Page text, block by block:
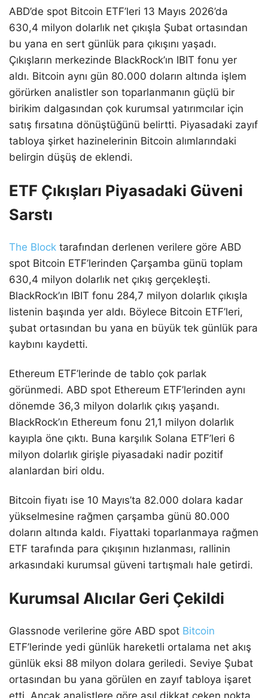
ABD’de spot Bitcoin ETF’leri 13 Mayıs 2026’da
630,4 milyon dolarlık net çıkışla Şubat ortasından
bu yana en sert günlük para çıkışını yaşadı.
Çıkışların merkezinde BlackRock’ın IBIT fonu yer
aldı. Bitcoin aynı gün 80.000 doların altında işlem
görürken analistler son toparlanmanın güçlü bir
birikim dalgasından çok kurumsal yatırımcılar için
satış fırsatına dönüştüğünü belirtti. Piyasadaki zayıf
tabloya şirket hazinelerinin Bitcoin alımlarındaki
belirgin düşüş de eklendi.
ETF Çıkışları Piyasadaki Güveni
Sarstı
The Block tarafından derlenen verilere göre ABD
spot Bitcoin ETF’lerinden Çarşamba günü toplam
630,4 milyon dolarlık net çıkış gerçekleşti.
BlackRock’ın IBIT fonu 284,7 milyon dolarlık çıkışla
listenin başında yer aldı. Böylece Bitcoin ETF’leri,
şubat ortasından bu yana en büyük tek günlük para
kaybını kaydetti.
Ethereum ETF’lerinde de tablo çok parlak
görünmedi. ABD spot Ethereum ETF’lerinden aynı
dönemde 36,3 milyon dolarlık çıkış yaşandı.
BlackRock’ın Ethereum fonu 21,1 milyon dolarlık
kayıpla öne çıktı. Buna karşılık Solana ETF’leri 6
milyon dolarlık girişle piyasadaki nadir pozitif
alanlardan biri oldu.
Bitcoin fiyatı ise 10 Mayıs’ta 82.000 dolara kadar
yükselmesine rağmen çarşamba günü 80.000
doların altında kaldı. Fiyattaki toparlanmaya rağmen
ETF tarafında para çıkışının hızlanması, rallinin
arkasındaki kurumsal güveni tartışmalı hale getirdi.
Kurumsal Alıcılar Geri Çekildi
Glassnode verilerine göre ABD spot Bitcoin
ETF’lerinde yedi günlük hareketli ortalama net akış
günlük eksi 88 milyon dolara geriledi. Seviye Şubat
ortasından bu yana görülen en zayıf tabloya işaret